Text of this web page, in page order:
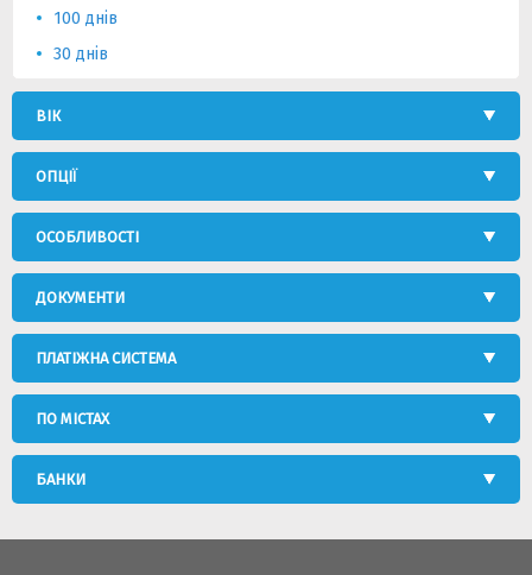
100 днів
30 днів
ВІК
ОПЦІЇ
ОСОБЛИВОСТІ
ДОКУМЕНТИ
ПЛАТІЖНА СИСТЕМА
ПО МІСТАХ
БАНКИ